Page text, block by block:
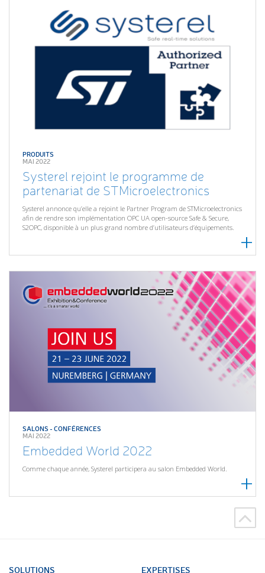
PRODUITS
MAI 2022
Systerel rejoint le programme de
partenariat de STMicroelectronics
Systerel annonce qu’elle a rejoint le Partner Program de STMicroelectronics
afin de rendre son implémentation OPC UA open-source Safe & Secure,
S2OPC, disponible à un plus grand nombre d’utilisateurs d’équipements.
SALONS - CONFÉRENCES
MAI 2022
Embedded World 2022
Comme chaque année, Systerel participera au salon Embedded World.
SOLUTIONS EXPERTISES